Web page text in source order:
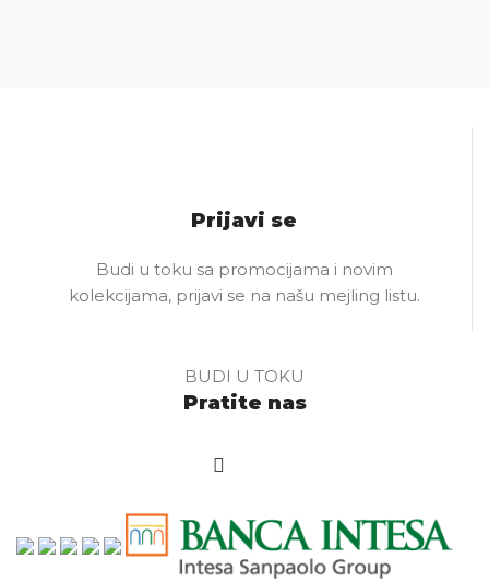
Prijavi se
Budi u toku sa promocijama i novim
kolekcijama, prijavi se na našu mejling listu.
BUDI U TOKU
Pratite nas